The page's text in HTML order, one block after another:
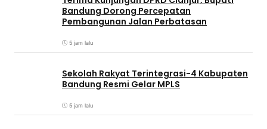
Bandung Dorong Percepatan
Pembangunan Jalan Perbatasan
5 jam lalu
Sekolah Rakyat Terintegrasi-4 Kabupaten
Bandung Resmi Gelar MPLS
5 jam lalu